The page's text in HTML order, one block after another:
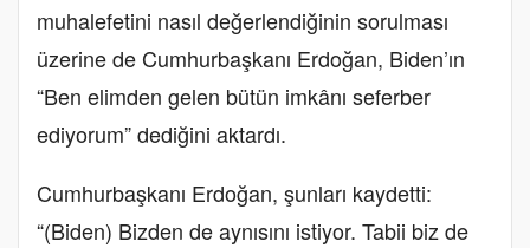
muhalefetini nasıl değerlendiğinin sorulması
üzerine de Cumhurbaşkanı Erdoğan, Biden’ın
“Ben elimden gelen bütün imkânı seferber
ediyorum” dediğini aktardı.
Cumhurbaşkanı Erdoğan, şunları kaydetti:
“(Biden) Bizden de aynısını istiyor. Tabii biz de